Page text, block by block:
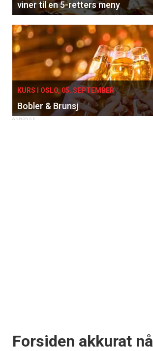
viner til en 5-retters meny
KURS I OSLO, 05. SEPTEMBER
Bobler & Brunsj
Forsiden akkurat nå